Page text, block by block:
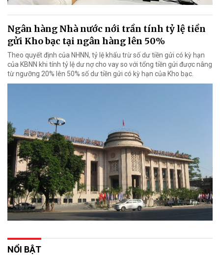
Ngân hàng Nhà nước nới trần tính tỷ lệ tiền
gửi Kho bạc tại ngân hàng lên 50%
Theo quyết định của NHNN, tỷ lệ khấu trừ số dư tiền gửi có kỳ hạn
của KBNN khi tính tỷ lệ dư nợ cho vay so với tổng tiền gửi được nâng
từ ngưỡng 20% lên 50% số dư tiền gửi có kỳ hạn của Kho bạc.
NỔI BẬT